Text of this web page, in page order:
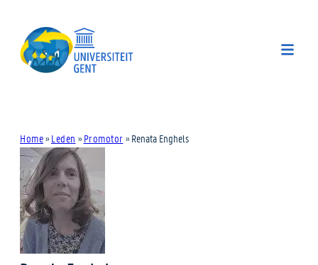
Home» Leden » Promotor » Renata Enghels